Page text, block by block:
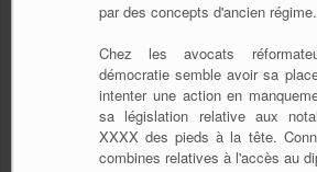
par des concepts d'ancien régime.
Chez les avocats
démocratie semble avoir sa
intenter une action en
sa législation relative aux
XXXX des pieds à la tête.
combines relatives à l'accès au